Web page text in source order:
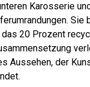
Karosserie
Sie
das 20 Prozent
Aussehen, der